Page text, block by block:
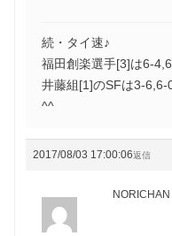
続・タイ速♪
福田創楽選手[3]は6-
井藤組[1]のSFは3-
^^
2017/08/03 17:00:06返信
NORICHAN